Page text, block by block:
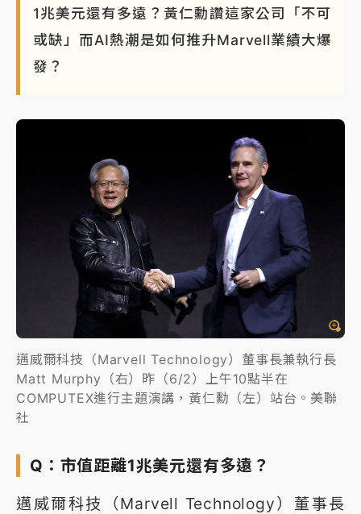
1兆美元還有多遠？黃仁勳讚這家公司「不可
或缺」而AI熱潮是如何推升Marvell業績大爆
發？
邁威爾科技（Marvell Technology）董事長兼執行長
Matt Murphy（右）昨（6/2）上午10點半在
COMPUTEX進行主題演講，黃仁勳（左）站台。美聯
社
Q：市值距離1兆美元還有多遠？
邁威爾科技（Marvell Technology）董事長